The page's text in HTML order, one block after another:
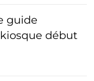
guide
début